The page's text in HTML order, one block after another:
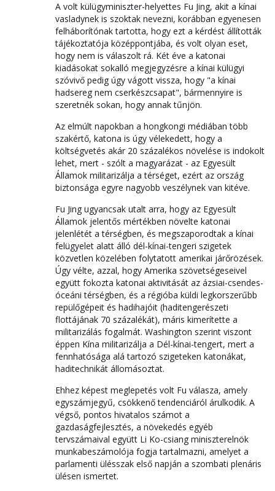
A volt külügyminiszter-helyettes Fu Jing, akit a kínai
vasladynek is szoktak nevezni, korábban egyenesen
felháborítónak tartotta, hogy ezt a kérdést állították
tájékoztatója középpontjába, és volt olyan eset,
hogy nem is válaszolt rá. Két éve a katonai
kiadásokat sokalló megjegyzésre a kínai külügyi
szóvivő pedig úgy vágott vissza, hogy "a kínai
hadsereg nem cserkészcsapat", bármennyire is
szeretnék sokan, hogy annak tűnjön.
Az elmúlt napokban a hongkongi médiában több
szakértő, katona is úgy vélekedett, hogy a
költségvetés akár 20 százalékos növelése is indokolt
lehet, mert - szólt a magyarázat - az Egyesült
Államok militarizálja a térséget, ezért az ország
biztonsága egyre nagyobb veszélynek van kitéve.
Fu Jing ugyancsak utalt arra, hogy az Egyesült
Államok jelentős mértékben növelte katonai
jelenlétét a térségben, és megszaporodtak a kínai
felügyelet alatt álló dél-kínai-tengeri szigetek
közvetlen közelében folytatott amerikai járőrözések.
Úgy vélte, azzal, hogy Amerika szövetségeseivel
együtt fokozta katonai aktivitását az ázsiai-csendes-
óceáni térségben, és a régióba küldi legkorszerűbb
repülőgépeit és hadihajóit (haditengerészeti
flottájának 70 százalékát), máris kimerítette a
militarizálás fogalmát. Washington szerint viszont
éppen Kína militarizálja a Dél-kínai-tengert, mert a
fennhatósága alá tartozó szigeteken katonákat,
haditechnikát állomásoztat.
Ehhez képest meglepetés volt Fu válasza, amely
egyszámjegyű, csökkenő tendenciáról árulkodik. A
végső, pontos hivatalos számot a
gazdaságfejlesztés, a növekedés egyéb
tervszámaival együtt Li Ko-csiang miniszterelnök
munkabeszámolója fogja tartalmazni, amelyet a
parlamenti ülésszak első napján a szombati plenáris
ülésen ismertet.